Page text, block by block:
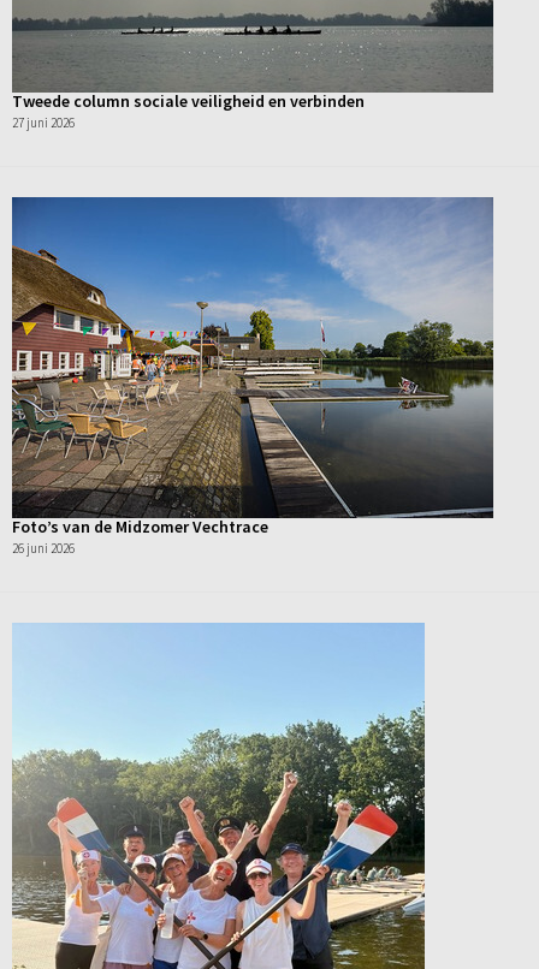
Tweede column sociale veiligheid en verbinden
27 juni 2026
Foto’s van de Midzomer Vechtrace
26 juni 2026